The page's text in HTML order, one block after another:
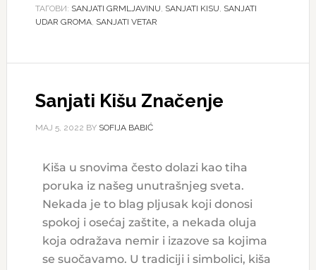
ТАГОВИ: SANJATI GRMLJAVINU, SANJATI KISU, SANJATI
UDAR GROMA, SANJATI VETAR
Sanjati Kišu Značenje
МАЈ 5, 2022 BY SOFIJA BABIĆ
Kiša u snovima često dolazi kao tiha
poruka iz našeg unutrašnjeg sveta.
Nekada je to blag pljusak koji donosi
spokoj i osećaj zaštite, a nekada oluja
koja odražava nemir i izazove sa kojima
se suočavamo. U tradiciji i simbolici, kiša